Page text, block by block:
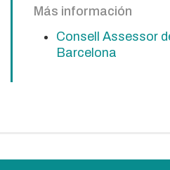
Más información
Consell Assessor
Barcelona